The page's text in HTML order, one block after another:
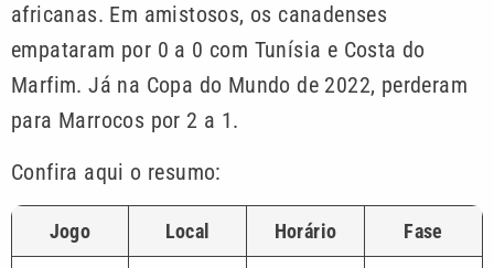
africanas. Em amistosos, os canadenses
empataram por 0 a 0 com Tunísia e Costa do
Marfim. Já na Copa do Mundo de 2022, perderam
para Marrocos por 2 a 1.
Confira aqui o resumo:
Jogo Local Horário Fase